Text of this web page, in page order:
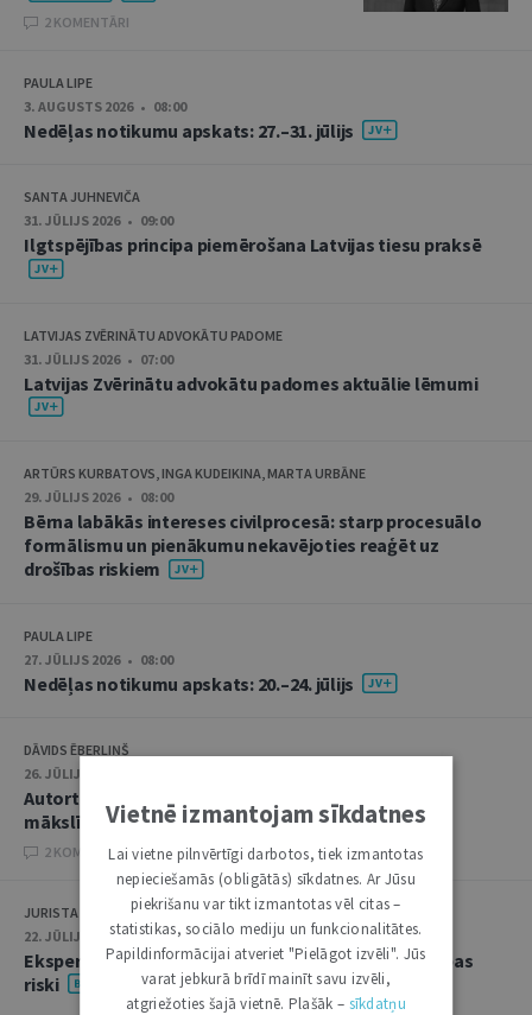
2 KOMENTĀRI
PAULA LIPE
3. AUGUSTS 2026 • 08:00
Nedēļas notikumu apskats: 27.–31. jūlijs
SANTA JUHNEVIČA
31. JŪLIJS 2026 • 09:00
Ilgtspējības principa piemērošana Latvijas tiesu praksē
LATVIJAS ZVĒRINĀTU ADVOKĀTU PADOME
31. JŪLIJS 2026 • 07:00
Latvijas Zvērinātu advokātu padomes aktuālie lēmumi
ARTŪRS KURBATOVS, INGA KUDEIKINA, MARTA URBĀNE
29. JŪLIJS 2026 • 08:00
Bērna labākās intereses civilprocesā: starp procesuālo
formālismu un pienākumu nekavējoties reaģēt uz
drošības riskiem
PAULA LIPE
27. JŪLIJS 2026 • 08:00
Nedēļas notikumu apskats: 20.–24. jūlijs
DĀVIDS ĒBERLIŅŠ
26. JŪLIJS 2026 • 08:00
Autortiesību subjekta un objekta juridiskie aspekti
mākslīgā intelekta kontekstā
2 KOMENTĀRI
JURISTA VĀRDS
22. JŪLIJS 2026 • 14:00
Ekspertu saruna jūlijā: krimināltiesības un būvniecības
riski
Vietnē izmantojam sīkdatnes
Lai vietne pilnvērtīgi darbotos, tiek izmantotas
nepieciešamās (obligātās) sīkdatnes. Ar Jūsu
piekrišanu var tikt izmantotas vēl citas –
statistikas, sociālo mediju un funkcionalitātes.
Papildinformācijai atveriet "Pielāgot izvēli". Jūs
varat jebkurā brīdī mainīt savu izvēli,
atgriežoties šajā vietnē. Plašāk – sīkdatņu